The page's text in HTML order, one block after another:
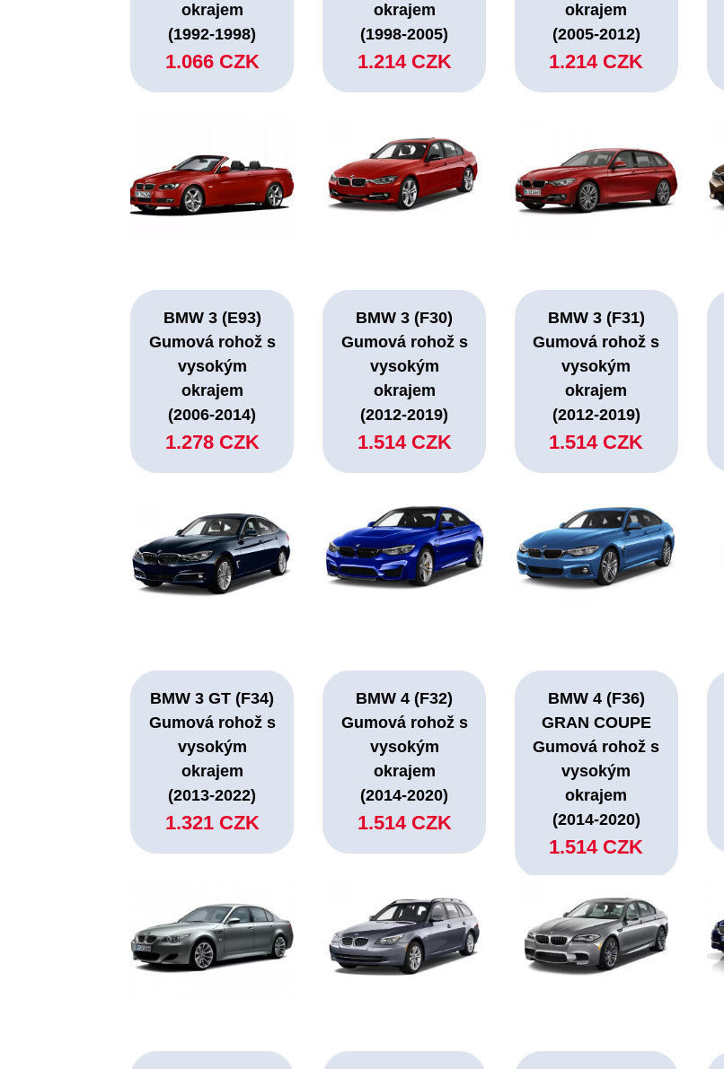
okrajem
(1992-1998)
1.066 CZK
okrajem
(1998-2005)
1.214 CZK
okrajem
(2005-2012)
1.214 CZK
BMW 3 (E93)
Gumová rohož s
vysokým
okrajem
(2006-2014)
1.278 CZK
BMW 3 (F30)
Gumová rohož s
vysokým
okrajem
(2012-2019)
1.514 CZK
BMW 3 (F31)
Gumová rohož s
vysokým
okrajem
(2012-2019)
1.514 CZK
BMW 3 GT (F34)
Gumová rohož s
vysokým
okrajem
(2013-2022)
1.321 CZK
BMW 4 (F32)
Gumová rohož s
vysokým
okrajem
(2014-2020)
1.514 CZK
BMW 4 (F36)
GRAN COUPE
Gumová rohož s
vysokým
okrajem
(2014-2020)
1.514 CZK